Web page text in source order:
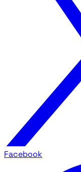
Facebook